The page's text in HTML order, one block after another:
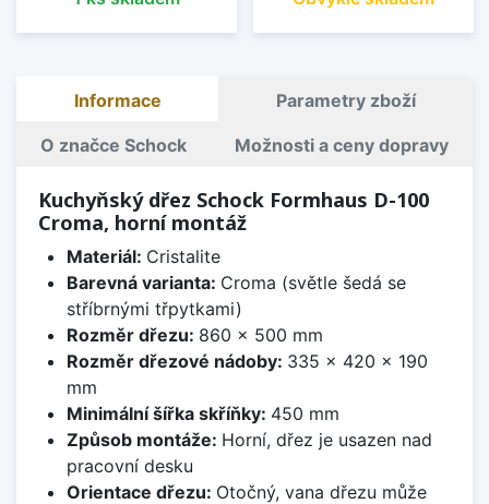
Informace Parametry zboží
O značce Schock Možnosti a ceny dopravy
Kuchyňský dřez Schock Formhaus D-100
Croma, horní montáž
Materiál: Cristalite
Barevná varianta: Croma (světle šedá se
stříbrnými třpytkami)
Rozměr dřezu: 860 x 500 mm
Rozměr dřezové nádoby: 335 x 420 x 190
mm
Minimální šířka skříňky: 450 mm
Způsob montáže: Horní, dřez je usazen nad
pracovní desku
Orientace dřezu: Otočný, vana dřezu může